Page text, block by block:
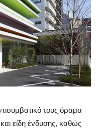
τους όραμα
είδη ένδυσης, καθώς